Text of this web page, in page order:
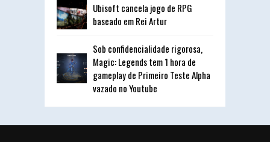
Ubisoft cancela jogo de RPG
baseado em Rei Artur
Sob confidencialidade rigorosa,
Magic: Legends tem 1 hora de
gameplay de Primeiro Teste Alpha
vazado no Youtube